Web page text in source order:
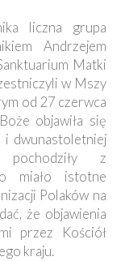
liczna grupa
Andrzejem
Matki
w Mszy
od 27 czerwca
objawiła się
i dwunastoletniej
pochodziły z
miało istotne
Polaków na
że objawienia
przez Kościół
kraju.